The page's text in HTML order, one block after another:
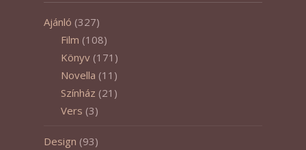
Ajánló (327)
Film (108)
Könyv (171)
Novella (11)
Színház (21)
Vers (3)
Design (93)